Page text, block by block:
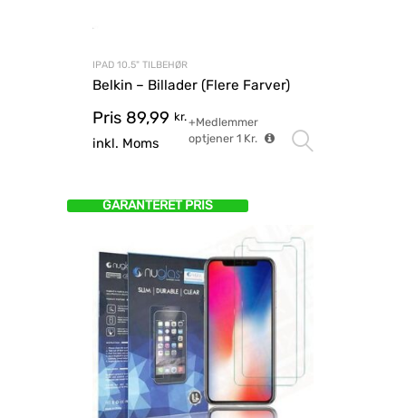
IPAD 10.5" TILBEHØR
Belkin – Billader (Flere Farver)
Pris 89,99 kr.
inkl. Moms
+Medlemmer
optjener 1Kr.
GARANTERET PRIS